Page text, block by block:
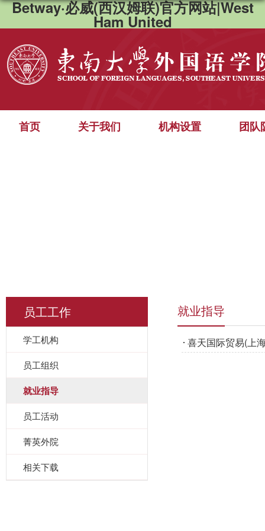
Betway·必威(西汉姆联)官方网站|West
Ham United
首页 关于我们 机构设置 团队
员工工作
学工机构
员工组织
就业指导
员工活动
菁英外院
相关下载
就业指导
喜天国际贸易(上